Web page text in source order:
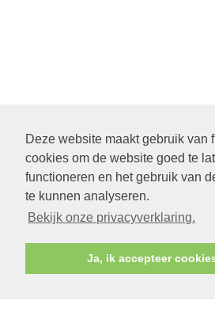
Deze website maakt gebruik van
cookies om de website goed te
functioneren en het gebruik van
te kunnen analyseren.
Bekijk onze privacyverklaring.
Ja, ik accepteer